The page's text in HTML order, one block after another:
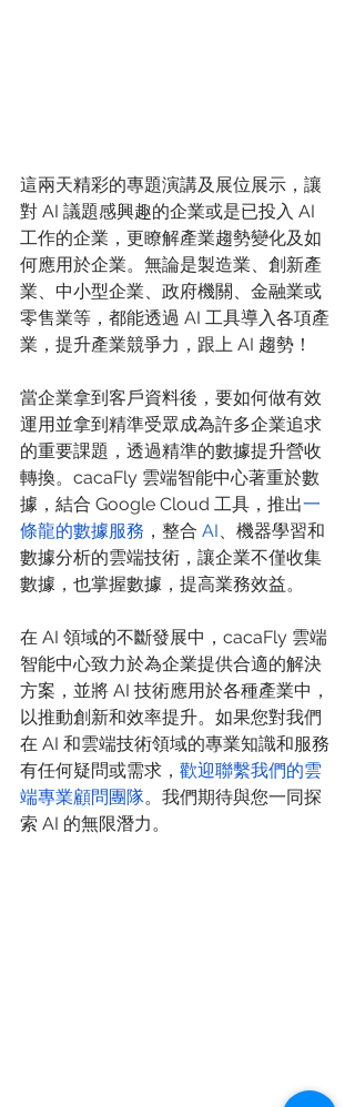
這兩天精彩的專題演講及展位展示，讓
對 AI 議題感興趣的企業或是已投入 AI
工作的企業，更瞭解產業趨勢變化及如
何應用於企業。無論是製造業、創新產
業、中小型企業、政府機關、金融業或
零售業等，都能透過 AI 工具導入各項產
業，提升產業競爭力，跟上 AI 趨勢！
當企業拿到客戶資料後，要如何做有效
運用並拿到精準受眾成為許多企業追求
的重要課題，透過精準的數據提升營收
轉換。cacaFly 雲端智能中心著重於數
據，結合 Google Cloud 工具，推出一
條龍的數據服務 ，整合 AI、機器學習和
數據分析的雲端技術，讓企業不僅收集
數據，也掌握數據，提高業務效益。
在 AI 領域的不斷發展中，cacaFly 雲端
智能中心致力於為企業提供合適的解決
方案，並將 AI 技術應用於各種產業中，
以推動創新和效率提升。如果您對我們
在 AI 和雲端技術領域的專業知識和服務
有任何疑問或需求， 歡迎聯繫我們的雲
端專業顧問團隊。我們期待與您一同探
索 AI 的無限潛力。